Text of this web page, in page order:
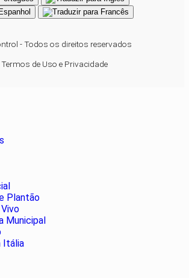
- Todos os direitos reservados
Termos de Uso e Privacidade
Plantão
Municipal
Itália